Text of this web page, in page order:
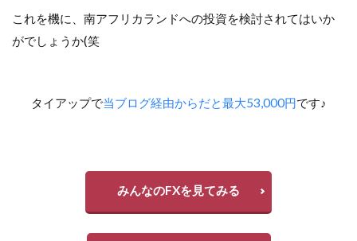
これを機に、南アフリカランドへの投資を検討されてはいか
がでしょうか(笑
タイアップで当ブログ経由からだと最大53,000円です♪
みんなのFXを見てみる